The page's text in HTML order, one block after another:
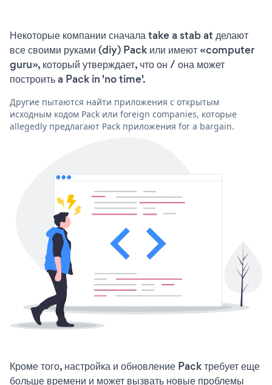
Некоторые компании сначала take a stab at делают
все своими руками (diy) Pack или имеют «computer
guru», который утверждает, что он / она может
построить a Pack in 'no time'.
Другие пытаются найти приложения с открытым
исходным кодом Pack или foreign companies, которые
allegedly предлагают Pack приложения for a bargain.
Кроме того, настройка и обновление Pack требует еще
больше времени и может вызвать новые проблемы